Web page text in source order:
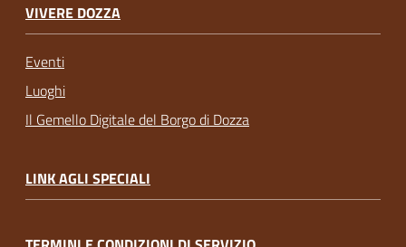
VIVERE DOZZA
Eventi
Luoghi
Il Gemello Digitale del Borgo di Dozza
LINK AGLI SPECIALI